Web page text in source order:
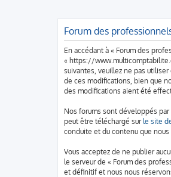
Forum des
En accédant à « Forum des
« https://
suivantes, veuillez ne pas
de ces modifications, bien que
des modifications aient été
Nos forums sont développés
peut être téléchargé surle site
conduite et du contenu que
Vous acceptez de ne publier
le serveur de « Forum des
et définitif et nous nous